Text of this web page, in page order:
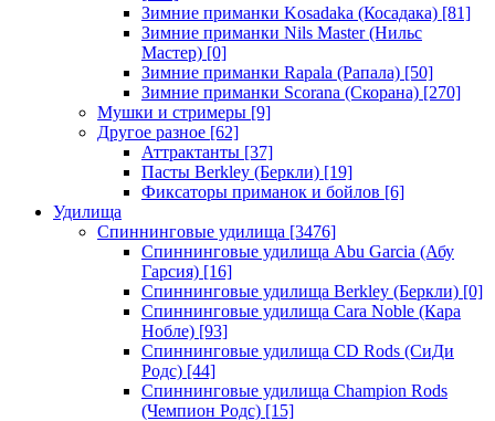
Зимние приманки Kosadaka (Косадака) [81]
Зимние приманки Nils Master (Нильс
Мастер) [0]
Зимние приманки Rapala (Рапала) [50]
Зимние приманки Scorana (Скорана) [270]
Мушки и стримеры [9]
Другое разное [62]
Аттрактанты [37]
Пасты Berkley (Беркли) [19]
Фиксаторы приманок и бойлов [6]
Удилища
Спиннинговые удилища [3476]
Спиннинговые удилища Abu Garcia (Абу
Гарсия) [16]
Спиннинговые удилища Berkley (Беркли) [0]
Спиннинговые удилища Cara Noble (Кара
Нобле) [93]
Спиннинговые удилища CD Rods (СиДи
Родс) [44]
Спиннинговые удилища Champion Rods
(Чемпион Родс) [15]